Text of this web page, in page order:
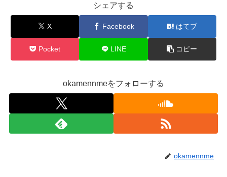
シェアする
X Facebook はてブ
Pocket LINE コピー
okamennmeをフォローする
okamennme